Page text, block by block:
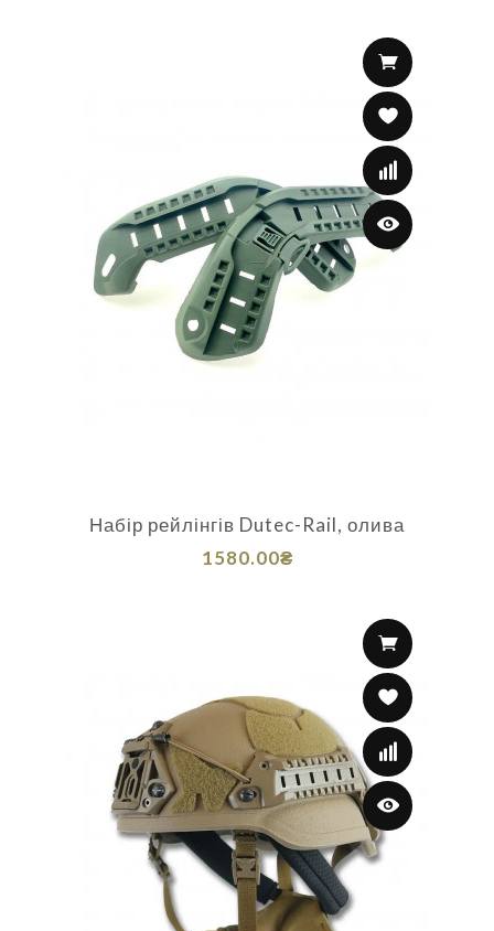
Набір рейлінгів Dutec-Rail, олива
1580.00₴